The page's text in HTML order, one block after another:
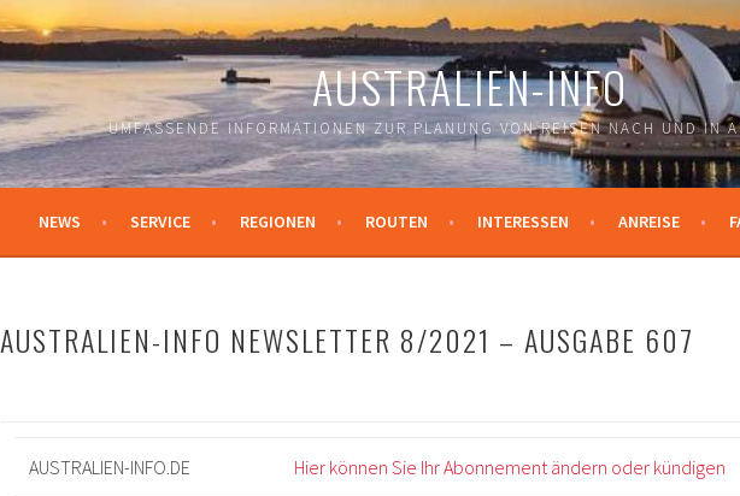
AUSTRALIEN-INFO
UMFASSENDE INFORMATIONEN ZUR PLANUNG VON REISEN NACH UND IN
NEWS SERVICE REGIONEN ROUTEN INTERESSEN ANREISE
AUSTRALIEN-INFO NEWSLETTER 8/2021 – AUSGABE 607
AUSTRALIEN-INFO.DE Hier können Sie Ihr Abonnement ändern oder kündigen